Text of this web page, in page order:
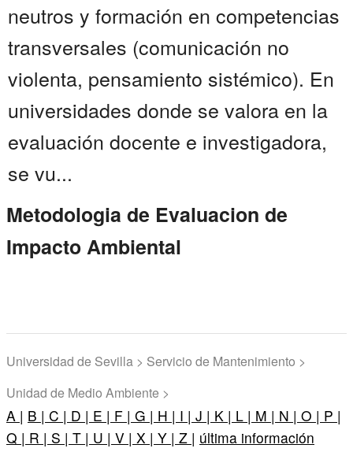
neutros y formación en competencias
transversales (comunicación no
violenta, pensamiento sistémico). En
universidades donde se valora en la
evaluación docente e investigadora,
se vu...
Metodologia de Evaluacion de
Impacto Ambiental
Universidad de Sevilla > Servicio de Mantenimiento >
Unidad de Medio Ambiente >
A | B | C | D | E | F | G | H | I | J | K | L | M | N | O | P |
Q | R | S | T | U | V | X | Y | Z | última información